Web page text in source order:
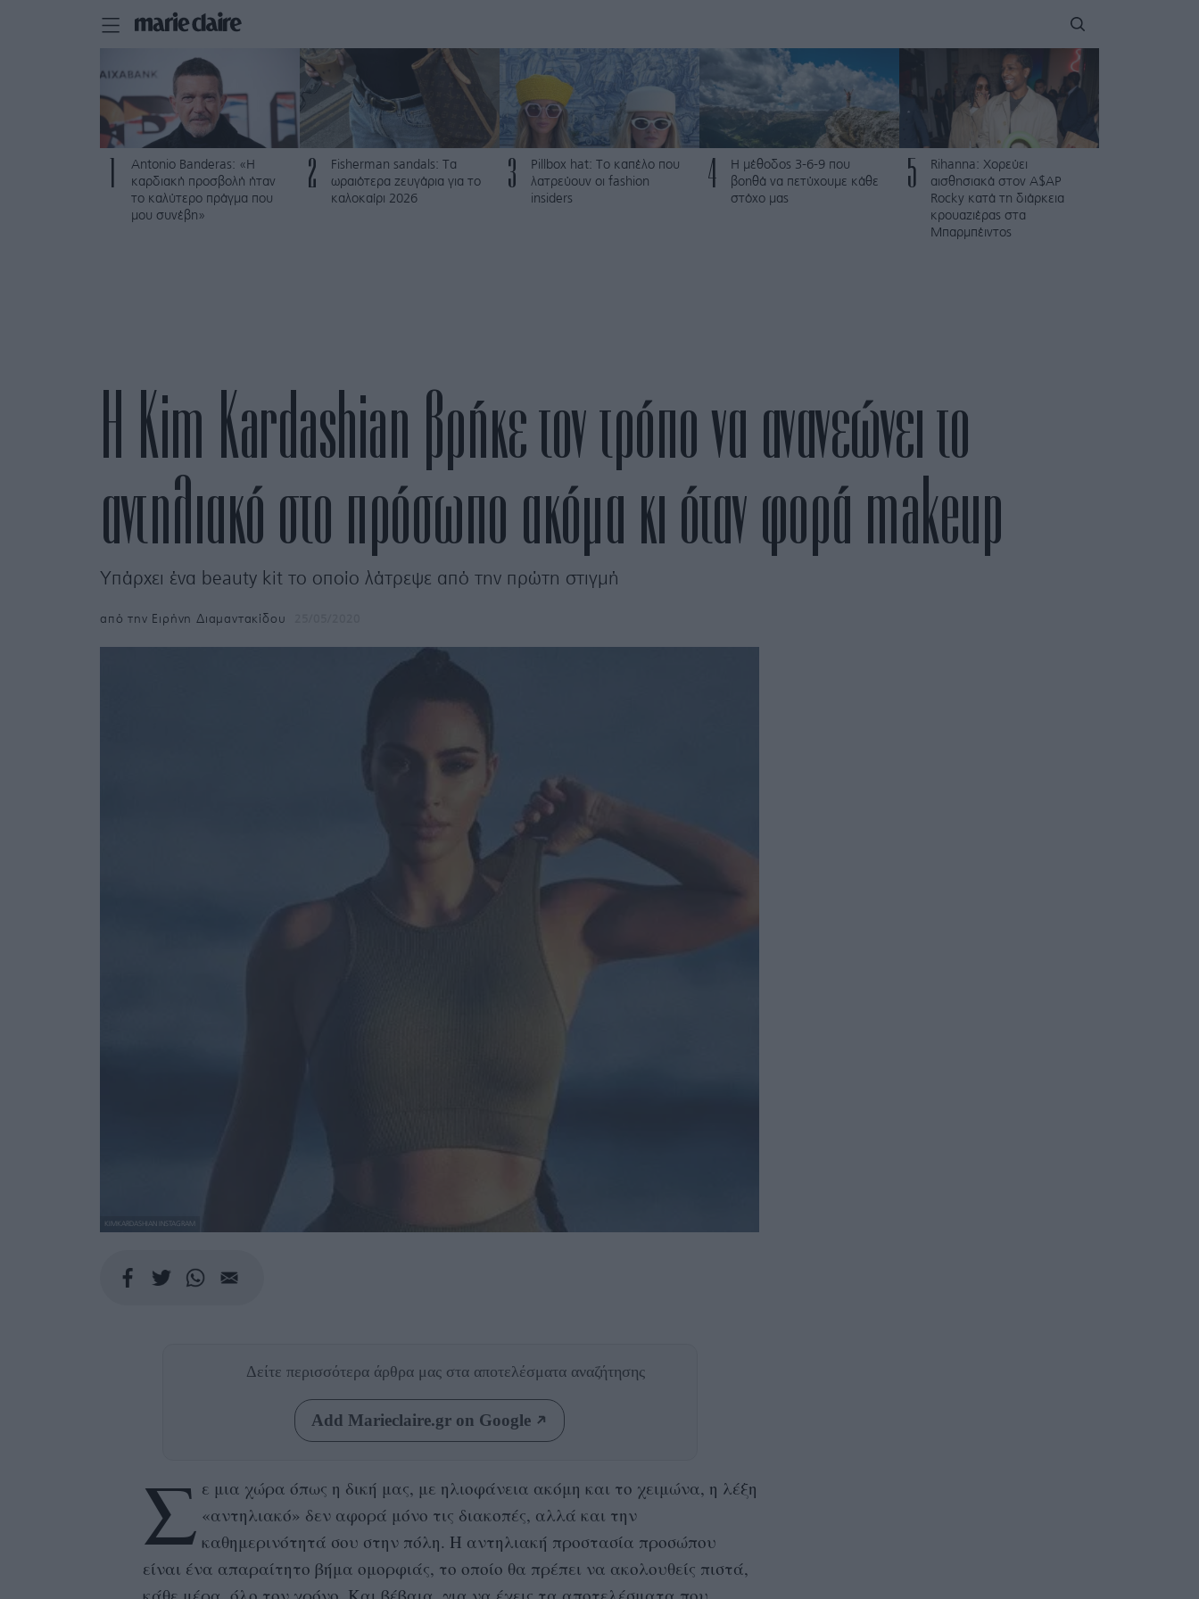
Antonio Banderas: «Η
καρδιακή προσβολή ήταν
το καλύτερο πράγμα που
μου συνέβη»
2
Fisherman sandals: Tα
ωραιότερα ζευγάρια για το
καλοκαίρι 2026
3
Pillbox hat: Το καπέλο που
λατρεύουν οι fashion
insiders
4
Η μέθοδος 3-6-9 που
βοηθά να πετύχουμε κάθε
στόχο μας
5
Rihanna: Χορεύει
αισθησιακά στον A$AP
Rocky κατά τη διάρκεια
κρουαζιέρας στα
Μπαρμπέιντος
Η Kim Kardashian βρήκε τον τρόπο να ανανεώνει το
αντηλιακό στο πρόσωπο ακόμα κι όταν φορά makeup
Υπάρχει ένα beauty kit το οποίο λάτρεψε από την πρώτη στιγμή
από την Ειρήνη Διαμαντακίδου
KIMKARDASHIAN INSTAGRAM
Δείτε περισσότερα άρθρα μας στα αποτελέσματα αναζήτησης
Add Marieclaire.gr on Google
Σ ε μια χώρα όπως η δική μας, με ηλιοφάνεια ακόμη και το χειμώνα, η λέξη
«αντηλιακό» δεν αφορά μόνο τις διακοπές, αλλά και την
καθημερινότητά σου στην πόλη. Η αντηλιακή προστασία προσώπου
είναι ένα απαραίτητο βήμα ομορφιάς, το οποίο θα πρέπει να ακολουθείς πιστά,
κάθε μέρα, όλο τον χρόνο. Και βέβαια, για να έχεις τα αποτελέσματα που